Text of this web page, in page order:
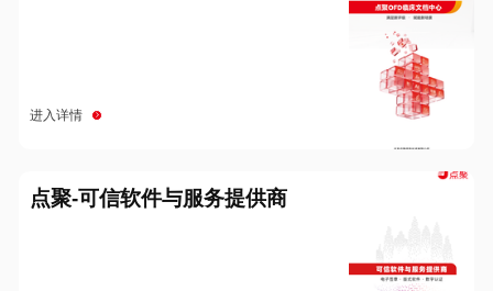
进入详情
点聚-可信软件与服务提供商